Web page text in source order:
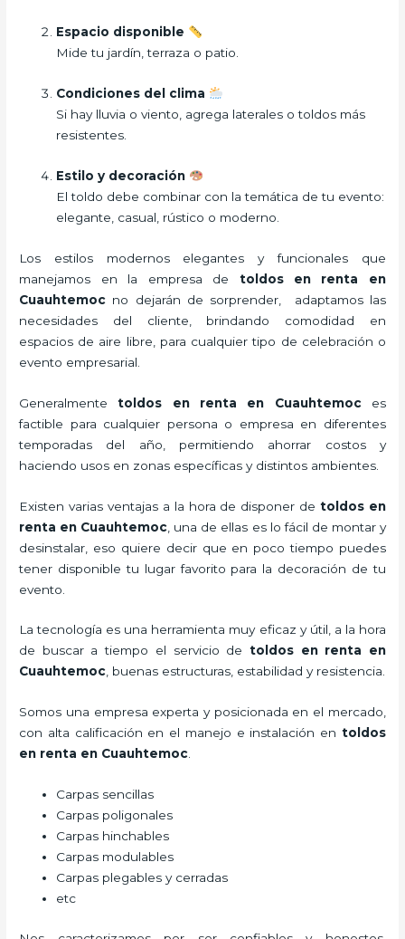
Espacio disponible
Mide tu jardín, terraza o patio.
Condiciones del clima
Si hay lluvia o viento, agrega laterales o toldos más
resistentes.
Estilo y decoración
El toldo debe combinar con la temática de tu evento:
elegante, casual, rústico o moderno.
Los estilos modernos elegantes y funcionales que
manejamos en la empresa de toldos en renta en
Cuauhtemoc no dejarán de sorprender, adaptamos las
necesidades del cliente, brindando comodidad en
espacios de aire libre, para cualquier tipo de celebración o
evento empresarial.
Generalmentetoldos en renta en Cuauhtemoces
factible para cualquier persona o empresa en diferentes
temporadas del año, permitiendo ahorrar costos y
haciendo usos en zonas específicas y distintos ambientes.
Existen varias ventajas a la hora de disponer detoldos en
renta en Cuauhtemoc , una de ellas es lo fácil de montar y
desinstalar, eso quiere decir que en poco tiempo puedes
tener disponible tu lugar favorito para la decoración de tu
evento.
La tecnología es una herramienta muy eficaz y útil, a la hora
de buscar a tiempo el servicio de toldos en renta en
Cuauhtemoc, buenas estructuras, estabilidad y resistencia.
Somos una empresa experta y posicionada en el mercado,
con alta calificación en el manejo e instalación en toldos
en renta en Cuauhtemoc.
Carpas sencillas
Carpas poligonales
Carpas hinchables
Carpas modulables
Carpas plegables y cerradas
etc